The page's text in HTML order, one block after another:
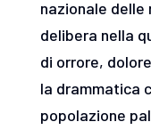
nazionale delle
delibera nella
di orrore,
la drammatica
popolazione